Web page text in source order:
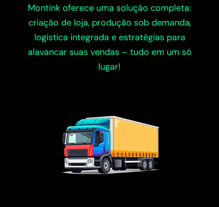
Montink oferece uma solução completa:
criação de loja, produção sob demanda,
logística integrada e estratégias para
alavancar suas vendas – tudo em um só
lugar!